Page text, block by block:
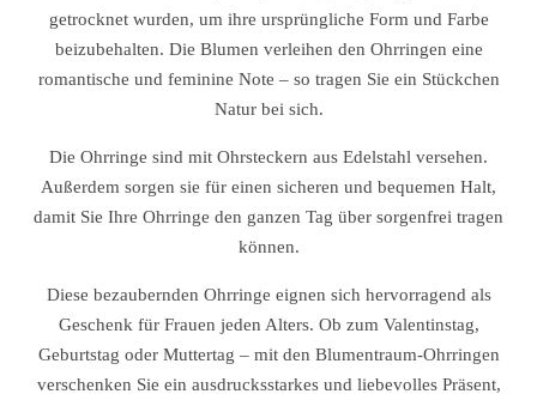
getrocknet wurden, um ihre ursprüngliche Form und Farbe
beizubehalten. Die Blumen verleihen den Ohrringen eine
romantische und feminine Note – so tragen Sie ein Stückchen
Natur bei sich.
Die Ohrringe sind mit Ohrsteckern aus Edelstahl versehen.
Außerdem sorgen sie für einen sicheren und bequemen Halt,
damit Sie Ihre Ohrringe den ganzen Tag über sorgenfrei tragen
können.
Diese bezaubernden Ohrringe eignen sich hervorragend als
Geschenk für Frauen jeden Alters. Ob zum Valentinstag,
Geburtstag oder Muttertag – mit den Blumentraum-Ohrringen
verschenken Sie ein ausdrucksstarkes und liebevolles Präsent,